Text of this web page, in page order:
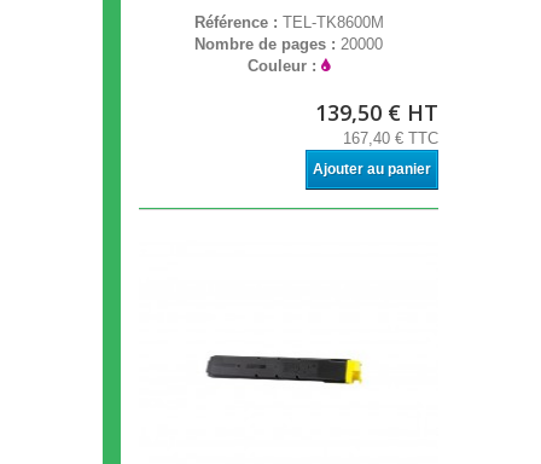
Référence : TEL-TK8600M
Nombre de pages : 20000
Couleur :
139,50 € HT
167,40 € TTC
Ajouter au panier